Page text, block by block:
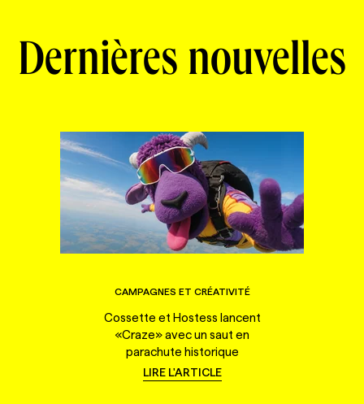
Dernières nouvelles
CAMPAGNES ET CRÉATIVITÉ
Cossette et Hostess lancent
«Craze» avec un saut en
parachute historique
LIRE L'ARTICLE